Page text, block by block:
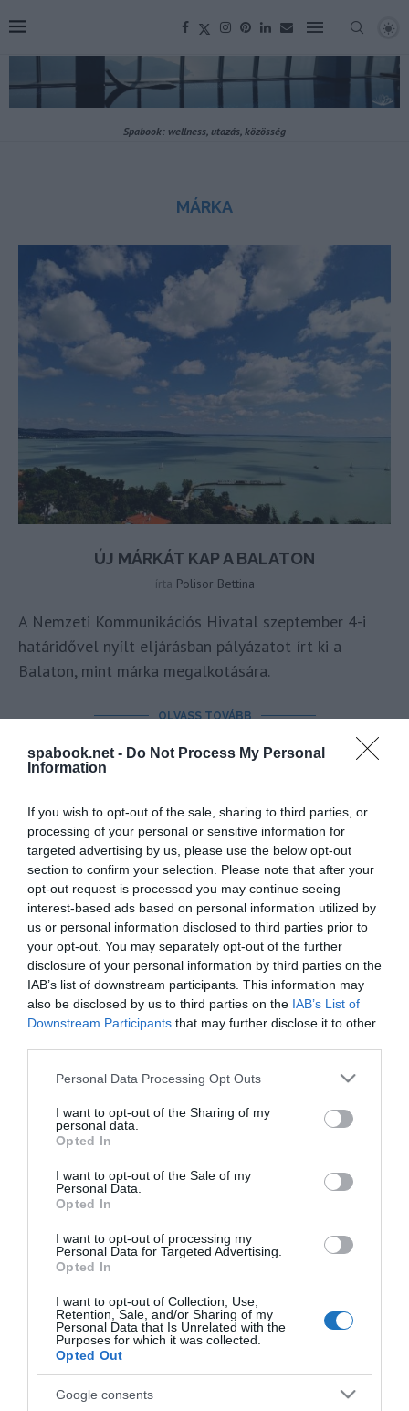
spabook.net - Do Not Process My Personal
Information
If you wish to opt-out of the sale, sharing to third parties, or
processing of your personal or sensitive information for
targeted advertising by us, please use the below opt-out
section to confirm your selection. Please note that after your
opt-out request is processed you may continue seeing
interest-based ads based on personal information utilized by
us or personal information disclosed to third parties prior to
your opt-out. You may separately opt-out of the further
disclosure of your personal information by third parties on the
IAB’s list of downstream participants. This information may
also be disclosed by us to third parties on the IAB’s List of
Downstream Participants that may further disclose it to other
Please note that this website/app uses one or more Google
not limited to your visit or usage behaviour. You may click to
grant or deny consent to Google and its third-party tags to
use your data for below specified purposes in below Google
consent section.
Personal Data Processing Opt Outs
I want to opt-out of the Sharing of my
personal data.
Opted In
I want to opt-out of the Sale of my
Personal Data.
Opted In
I want to opt-out of processing my
Personal Data for Targeted Advertising.
Opted In
I want to opt-out of Collection, Use,
Retention, Sale, and/or Sharing of my
Personal Data that Is Unrelated with the
Purposes for which it was collected.
Opted Out
Google consents
Spabook: wellness, utazás, közösség
MÁRKA
ÚJ MÁRKÁT KAP A BALATON
írta Polisor Bettina
A Nemzeti Kommunikációs Hivatal szeptember 4-i
határidővel nyílt eljárásban pályázatot írt ki a
Balaton, mint márka megalkotására.
OLVASS TOVÁBB
TOVÁBBI CIKKEK
HETI BÖLCSESSÉG
"Az ember, aki a tengert nézi, szerelemtől
KÖZÖSSÉGÜNK TÉGED IS VÁR!
NÉZZ KÖRBE TÉMÁK SZERINT!
AIRBNB AJÁNLÓ AUSZTRIA BALATON BELFÖLDI TURIZMUS
BOOKING